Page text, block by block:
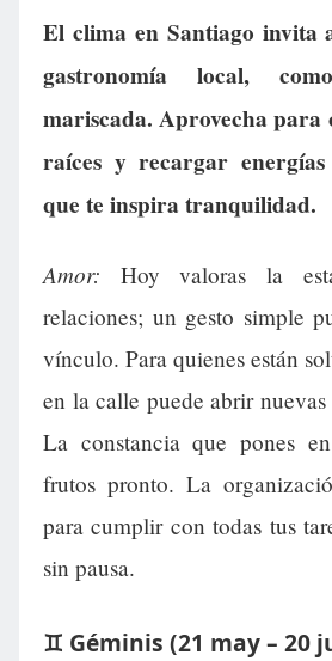
El clima en Santiago invita
gastronomía local,
mariscada. Aprovecha para
raíces y recargar
que te inspira tranquilidad.
Amor: Hoy valoras la
relaciones; un gesto simple
vínculo. Para quienes están
en la calle puede abrir nuevas
La constancia que pones
frutos pronto. La
para cumplir con todas tus
sin pausa.
♊ Géminis (21 may – 20